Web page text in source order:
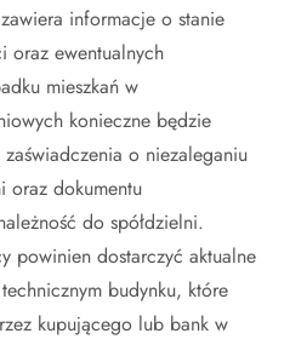
informacje o stanie
oraz ewentualnych
mieszkań w
konieczne będzie
o niezaleganiu
oraz dokumentu
do spółdzielni.
powinien dostarczyć aktualne
budynku, które
kupującego lub bank w